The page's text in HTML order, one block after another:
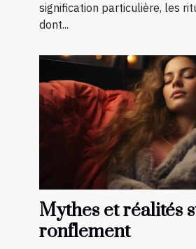
signification particulière, les
dont...
Mythes et réalités
ronflement